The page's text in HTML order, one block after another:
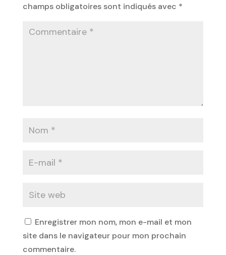
champs obligatoires sont indiqués avec *
Enregistrer mon nom, mon e-mail et mon
site dans le navigateur pour mon prochain
commentaire.